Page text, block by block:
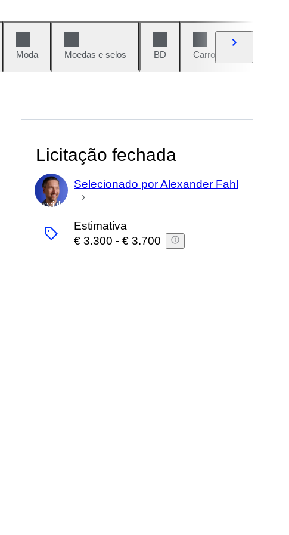
Moda Moedas e selos BD Carros e motos
Licitação fechada
Especialista
Selecionado por Alexander Fahl
Estimativa
€ 3.300 - € 3.700